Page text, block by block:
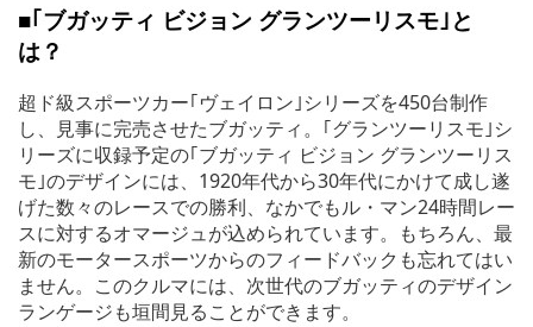
■｢ブガッティ ビジョン グランツーリスモ｣と
は？
超ド級スポーツカー｢ヴェイロン｣シリーズを450台制作
し、見事に完売させたブガッティ。｢グランツーリスモ｣シ
リーズに収録予定の｢ブガッティ ビジョン グランツーリス
モ｣のデザインには、1920年代から30年代にかけて成し遂
げた数々のレースでの勝利、なかでもル・マン24時間レー
スに対するオマージュが込められています。もちろん、最
新のモータースポーツからのフィードバックも忘れてはい
ません。このクルマには、次世代のブガッティのデザイン
ランゲージも垣間見ることができます。